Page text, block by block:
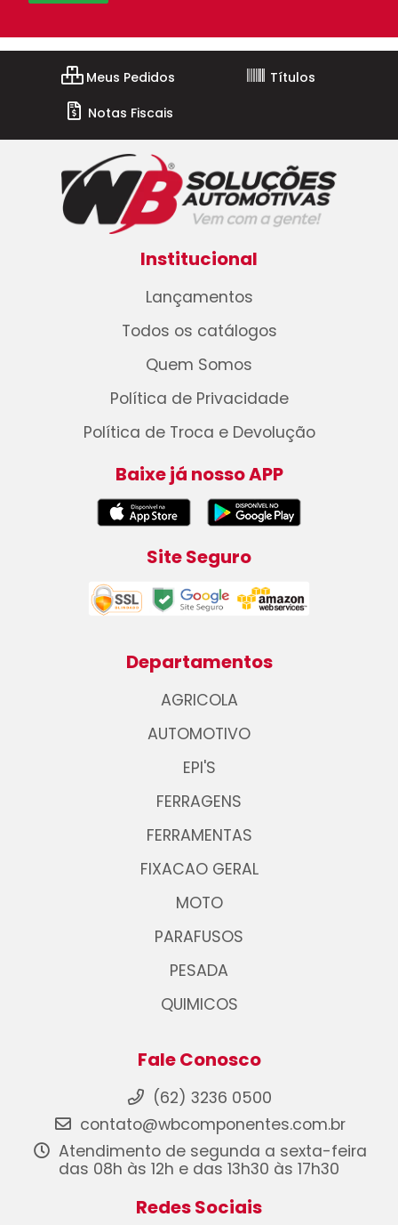
Meus Pedidos
Títulos
Notas Fiscais
Institucional
Lançamentos
Todos os catálogos
Quem Somos
Política de Privacidade
Política de Troca e Devolução
Baixe já nosso APP
Site Seguro
Departamentos
AGRICOLA
AUTOMOTIVO
EPI'S
FERRAGENS
FERRAMENTAS
FIXACAO GERAL
MOTO
PARAFUSOS
PESADA
QUIMICOS
Fale Conosco
(62) 3236 0500
contato@wbcomponentes.com.br
Atendimento de segunda a sexta-feira
das 08h às 12h e das 13h30 às 17h30
Redes Sociais